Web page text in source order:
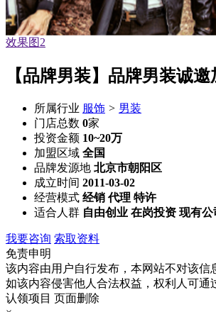
效果图2
【品牌男装】品牌男装诚邀
所属行业 服饰 > 男装
门店总数 0家
投资金额 10~20万
加盟区域 全国
品牌发源地 北京市朝阳区
成立时间 2011-03-02
经营模式 经销 代理 特许
适合人群 自由创业 在岗投资 现有
我要咨询 索取资料
免责申明
该内容由用户自行发布，本网站不对该信
如该内容侵害他人合法权益，权利人可通
认领项目 页面删除